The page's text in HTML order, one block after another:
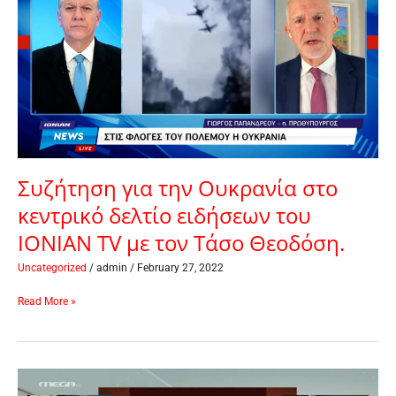
Συζήτηση για την Ουκρανία στο
κεντρικό δελτίο ειδήσεων του
IONIAN TV με τον Τάσο Θεοδόση.
Uncategorized / admin / February 27, 2022
την
Ουκρανία
στο
κεντρικό
δελτίο
του
IONIAN
TV
τον
Τάσο
Θεοδόση.
Read More »